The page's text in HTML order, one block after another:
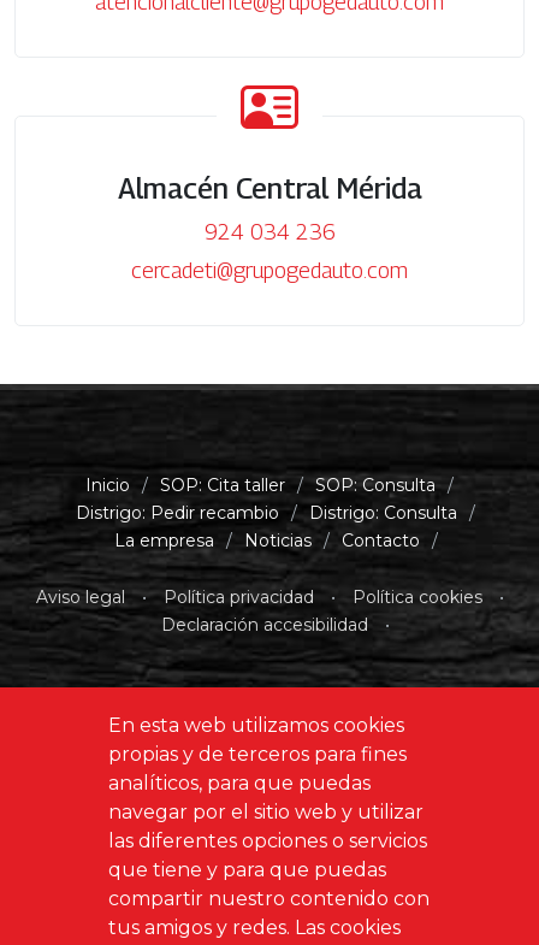
Almacén Central Mérida
924 034 236
cercadeti@grupogedauto.com
Inicio / SOP: Cita taller / SOP: Consulta
/
Distrigo: Pedir recambio
/ Distrigo: Consulta
/
La empresa
/ Noticias / Contacto /
Aviso legal • Política privacidad • Política cookies •
Declaración accesibilidad
•
Diseñado y programado porGABALA S.L.
En esta web utilizamos cookies
propias y de terceros para fines
analíticos, para que puedas
navegar por el sitio web y utilizar
las diferentes opciones o servicios
que tiene y para que puedas
compartir nuestro contenido con
tus amigos y redes. Las cookies